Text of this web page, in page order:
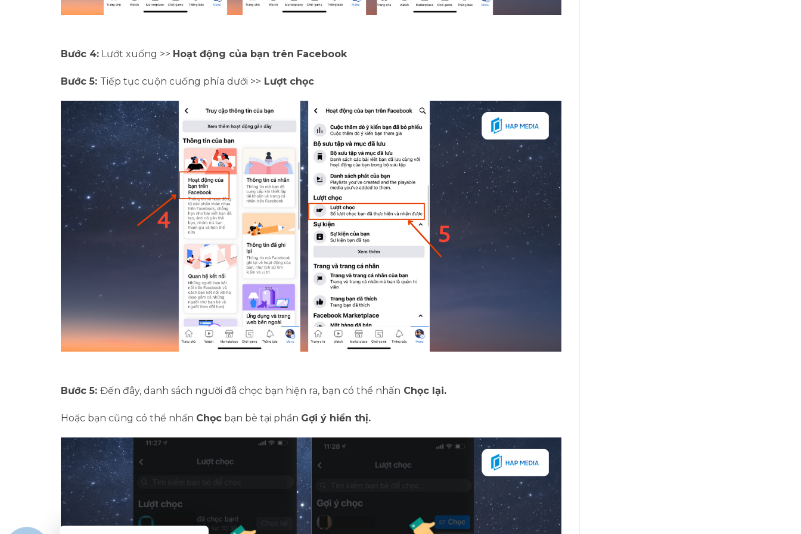
Bước 4: Lướt xuống >> Hoạt động của bạn trên Facebook
Bước 5: Tiếp tục cuộn cuống phía dưới >> Lượt chọc
Bước 5: Đến đây, danh sách người đã chọc bạn hiện ra, bạn có thể nhấn Chọc lại.
Hoặc bạn cũng có thể nhấn Chọc bạn bè tại phần Gợi ý hiển thị.